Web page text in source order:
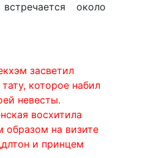
около
засветил
которое набил
невесты.
восхитила
образом на визите
и принцем